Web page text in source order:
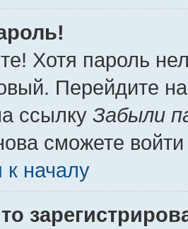
Хотя пароль
Перейдите
ссылку Забыли
сможете
к началу